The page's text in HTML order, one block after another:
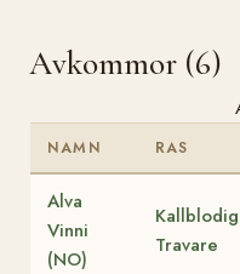
Avkommor (6)
NAMN RAS
Alva
Vinni
(NO)
Kallblodig
Travare